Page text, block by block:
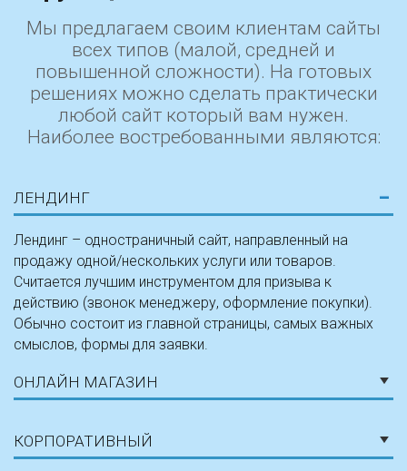
Мы предлагаем своим клиентам сайты
всех типов (малой, средней и
повышенной сложности). На готовых
решениях можно сделать практически
любой сайт который вам нужен.
Наиболее востребованными являются:
ЛЕНДИНГ
Лендинг – одностраничный сайт, направленный на
продажу одной/нескольких услуги или товаров.
Считается лучшим инструментом для призыва к
действию (звонок менеджеру, оформление покупки).
Обычно состоит из главной страницы, самых важных
смыслов, формы для заявки.
ОНЛАЙН МАГАЗИН
КОРПОРАТИВНЫЙ